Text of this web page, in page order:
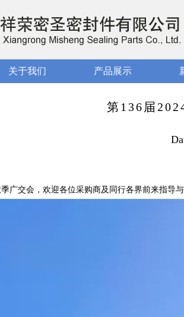
关于我们 产品展示
第136届
广交会，欢迎各位采购商及同行各界前来指导